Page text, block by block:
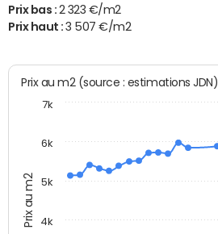
Prix bas : 2 323 €/m2
Prix haut :3 507 €/m2
Prix au m2
Prix au m2 (source : estimations JDN)
4k
5k
6k
7k